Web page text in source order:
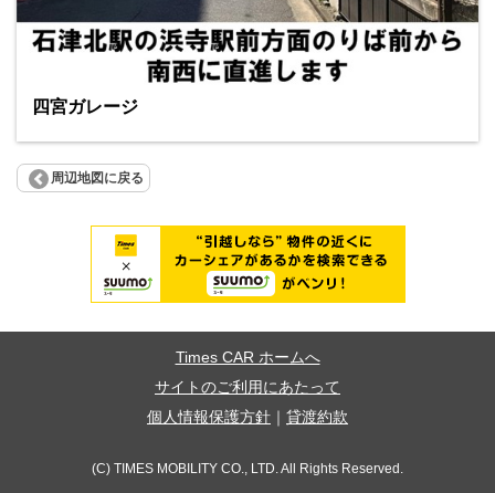
四宮ガレージ
周辺地図に戻る
Times CAR ホームへ
サイトのご利用にあたって
個人情報保護方針
貸渡約款
(C) TIMES MOBILITY CO., LTD. All Rights Reserved.